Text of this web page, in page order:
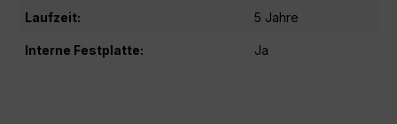
Laufzeit: 5 Jahre
Interne Festplatte: Ja